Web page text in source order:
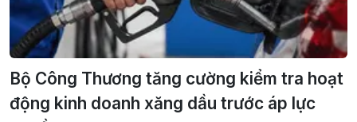
Bộ Công Thương tăng cường kiểm tra hoạt
động kinh doanh xăng dầu trước áp lực